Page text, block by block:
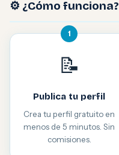
⚙️ ¿Cómo funciona?
1
📝
Publica tu perfil
Crea tu perfil gratuito en
menos de 5 minutos. Sin
comisiones.